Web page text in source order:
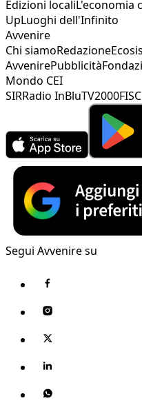
Edizioni localiL'economia
UpLuoghi dell'Infinito
Avvenire
Chi siamoRedazione
AvvenirePubblicità
Mondo CEI
SIRRadio InBluTV2000FISC
Segui Avvenire su